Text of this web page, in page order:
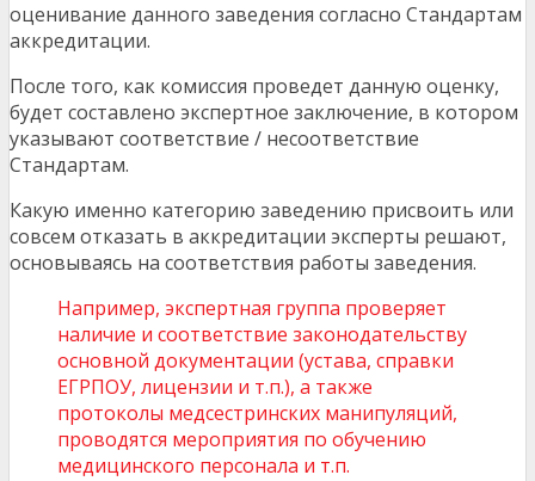
оценивание данного заведения согласно Стандартам
аккредитации.
После того, как комиссия проведет данную оценку,
будет составлено экспертное заключение, в котором
указывают соответствие / несоответствие
Стандартам.
Какую именно категорию заведению присвоить или
совсем отказать в аккредитации эксперты решают,
основываясь на соответствия работы заведения.
Например, экспертная группа проверяет
наличие и соответствие законодательству
основной документации (устава, справки
ЕГРПОУ, лицензии и т.п.), а также
протоколы медсестринских манипуляций,
проводятся мероприятия по обучению
медицинского персонала и т.п.